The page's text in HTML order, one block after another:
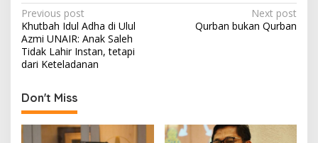
a
t
P
o
s
n
a
Previous post
Khutbah Idul Adha di Ulul
Azmi UNAIR: Anak Saleh
Tidak Lahir Instan, tetapi
dari Keteladanan
Next post
Qurban bukan Qurban
Don't Miss